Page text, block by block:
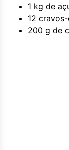
1 kg de
12
200 g de